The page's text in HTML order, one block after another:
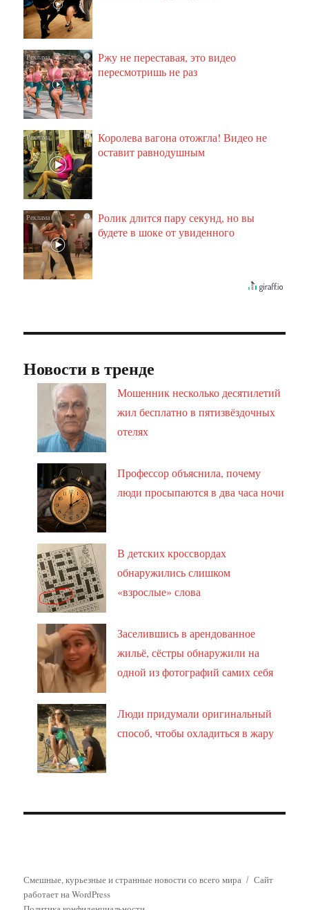
i
Ржу не переставая, это видео
пересмотришь не раз
i
Королева вагона отожгла! Видео не
оставит равнодушным
i
Ролик длится пару секунд, но вы
будете в шоке от увиденного
Новости в тренде
Мошенник несколько десятилетий
жил бесплатно в пятизвёздочных
отелях
Профессор объяснила, почему
люди просыпаются в два часа ночи
В детских кроссвордах
обнаружились слишком
«взрослые» слова
Заселившись в арендованное
жильё, сёстры обнаружили на
одной из фотографий самих себя
Люди придумали оригинальный
способ, чтобы охладиться в жару
Смешные, курьезные и странные новости со всего мира
Сайт
работает на WordPress